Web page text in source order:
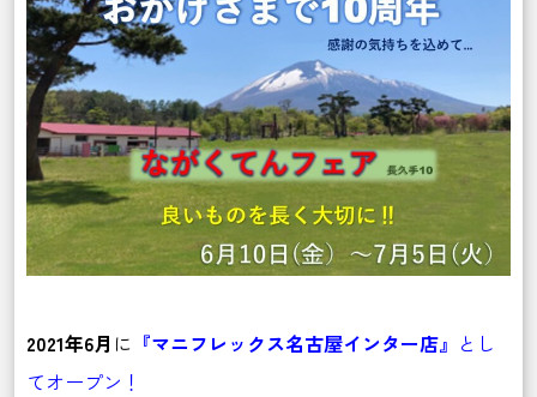
2021年6月 に 『マニフレックス名古屋インター店』 とし
てオープン！